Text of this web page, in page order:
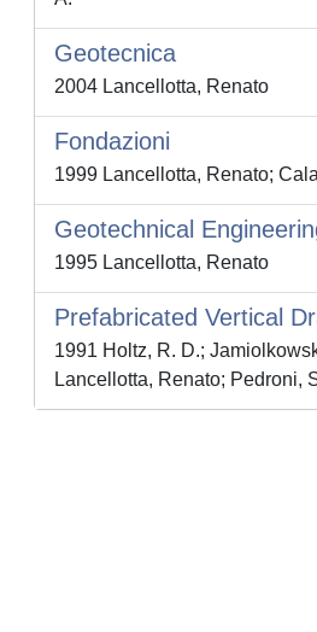
Geotecnica
2004 Lancellotta, Renato
Fondazioni
1999 Lancellotta, Renato;
Geotechnical
1995 Lancellotta, Renato
Prefabricated Vertical
1991 Holtz, R. D.;
Lancellotta, Renato; Pedroni,